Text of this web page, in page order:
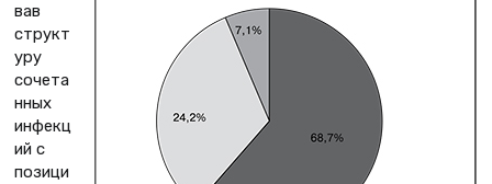
вав
структ
уру
сочета
нных
инфекц
ий с
позици